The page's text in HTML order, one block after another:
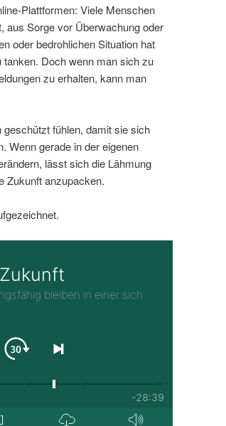
Plattformen: Viele Menschen
aus Sorge vor Überwachung oder
oder bedrohlichen Situation hat
Doch wenn man sich zu
zu erhalten, kann man
fühlen, damit sie sich
Wenn gerade in der eigenen
lässt sich die Lähmung
Zukunft anzupacken.